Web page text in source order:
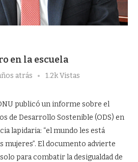
en la escuela
atrás 1.2k Vistas
publicó un informe sobre el
de Desarrollo Sostenible (ODS) en
lapidaria: “el mundo les está
mujeres”. El documento advierte
para combatir la desigualdad de